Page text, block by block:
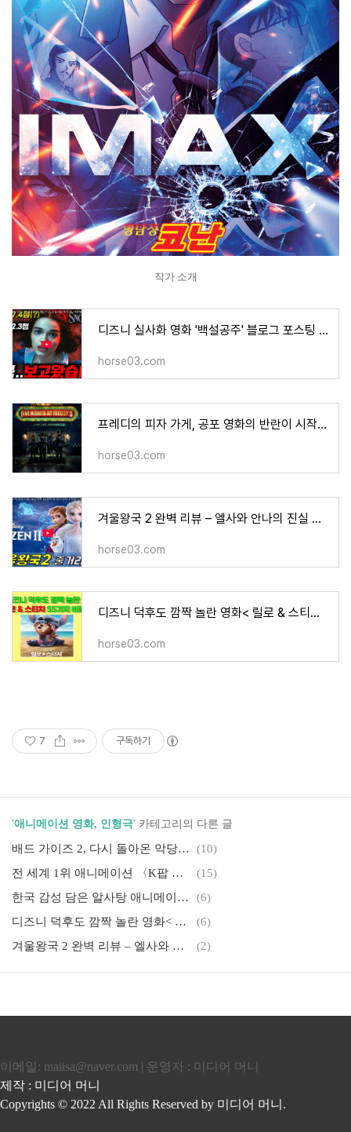
작가 소개
디즈니 실사화 영화 '백설공주' 블로그 포스팅 상세 리뷰입니다
horse03.com
프레디의 피자 가게, 공포 영화의 반란이 시작, 영화 줄거리
horse03.com
겨울왕국 2 완벽 리뷰 – 엘사와 안나의 진실 탐구와 자연과의 조화 메시지
horse03.com
디즈니 덕후도 깜짝 놀란 영화< 릴로 & 스티치> 55가지 비밀
horse03.com
7 구독하기
'애니메이션 영화, 인형극' 카테고리의 다른 글
배드 가이즈 2, 다시 돌아온 악당들의 통쾌한 반전 작전! 네트워크 피드 및 영화 가치
(10)
전 세계 1위 애니메이션 〈K팝 데몬 헌터스〉 OST “Golden” 열풍 – 음악부터 문화까지 완전 분석
(15)
한국 감성 담은 알사탕 애니메이션, '슬램덩크'·'드래곤볼' 작가들이 선택한 이유
(6)
디즈니 덕후도 깜짝 놀란 영화< 릴로 & 스티치> 55가지 비밀
(6)
겨울왕국 2 완벽 리뷰 – 엘사와 안나의 진실 탐구와 자연과의 조화 메시지
(2)
이메일: maiisa@naver.com | 운영자 : 미디어 머니
제작 : 미디어 머니
Copyrights © 2022 All Rights Reserved by 미디어 머니.